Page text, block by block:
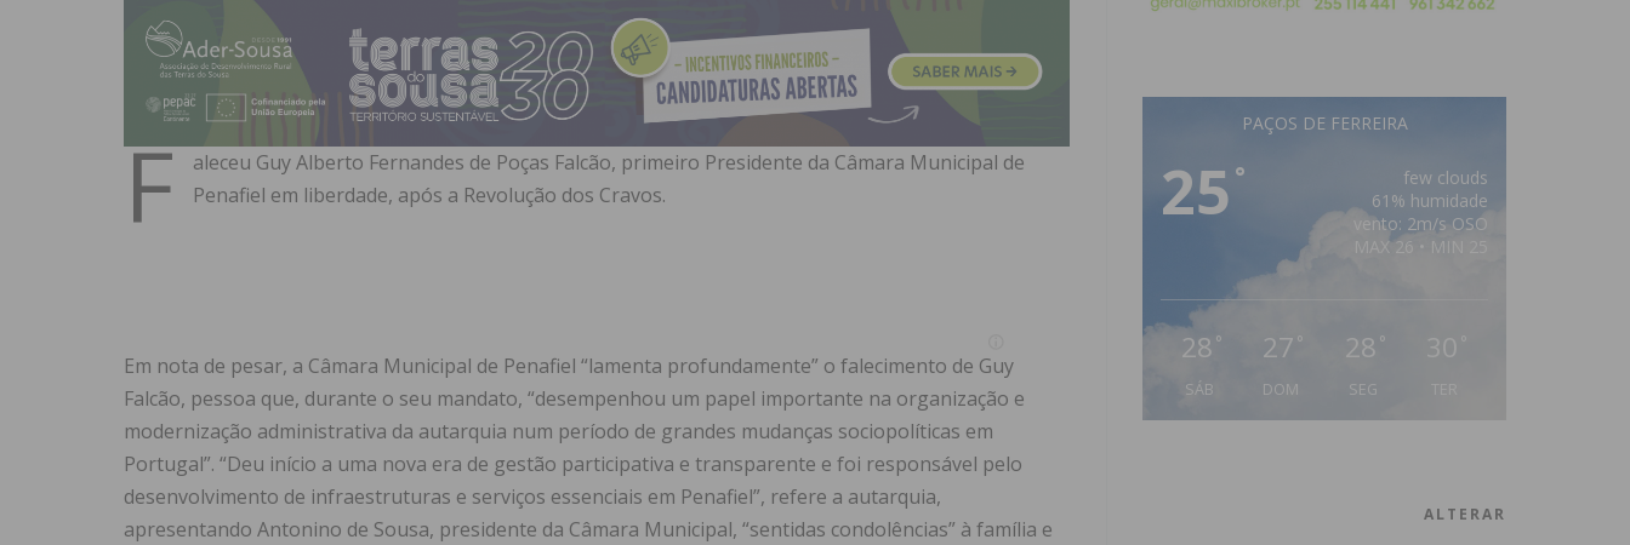
F
aleceu Guy Alberto Fernandes de Poças Falcão, primeiro Presidente da Câmara Municipal de
Penafiel em liberdade, após a Revolução dos Cravos.
Em nota de pesar, a Câmara Municipal de Penafiel “lamenta profundamente” o falecimento de Guy
Falcão, pessoa que, durante o seu mandato, “desempenhou um papel importante na organização e
modernização administrativa da autarquia num período de grandes mudanças sociopolíticas em
Portugal”. “Deu início a uma nova era de gestão participativa e transparente e foi responsável pelo
desenvolvimento de infraestruturas e serviços essenciais em Penafiel”, refere a autarquia,
apresentando Antonino de Sousa, presidente da Câmara Municipal, “sentidas condolências” à família e
PAÇOS DE FERREIRA
25 °
few clouds
61% humidade
vento: 2m/s OSO
MAX 26 • MIN 25
28 °
SÁB
27 °
DOM
28 °
SEG
30 °
ALTERAR